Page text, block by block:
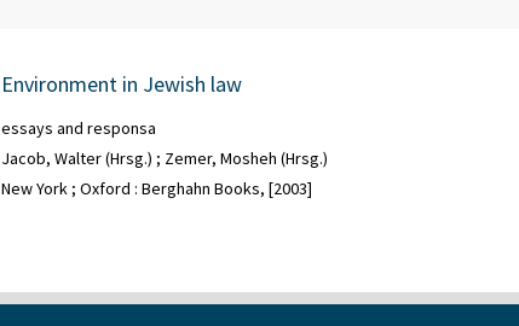
Environment in Jewish law
essays and responsa
Jacob, Walter (Hrsg.) ; Zemer, Mosheh (Hrsg.)
New York ; Oxford : Berghahn Books, [2003]